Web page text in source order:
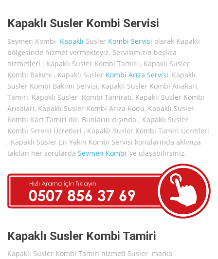
Kapaklı Susler Kombi Servisi
Seymen Kombi Kapaklı Susler Kombi Servisi olarak Kapaklı
bölgesinde hizmet vermekteyiz. Servisimizin başlıca
hizmetleri ; Kapaklı Susler Kombi Tamiri , Kapaklı Susler
Kombi Bakımı , Kapaklı Susler Kombi Arıza Servisi, Kapaklı
Susler Kombi Bakımı Servisi, Kapaklı Susler Kombi Anakart
Tamiri, Kapaklı Susler Kombi Tamiratı, Kapaklı Susler Kombi
Arızaları, Kapaklı Susler Kombi Arıza Kodu, Kapaklı Susler
Kombi Kart Tamiri dir. Bunların dışında ; Kapaklı Susler
Kombi Servisi Ücretleri , Kapaklı Susler Kombi Tamiri Ücretleri
, Kapaklı Susler En Yakın Kombi Servisi konularında aklınıza
takılan her sorularda Seymen Kombi ’ye ulaşabilirsiniz.
Kapaklı Susler Kombi Tamiri
Kapaklı Susler Kombi Tamiri hizmeti Susler marka